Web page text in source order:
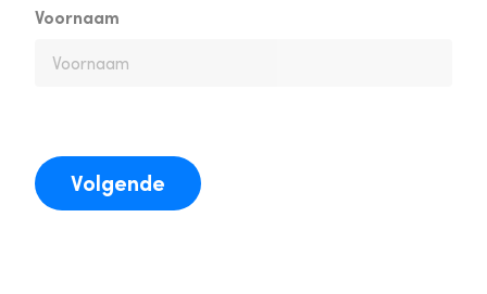
Voornaam
Volgende